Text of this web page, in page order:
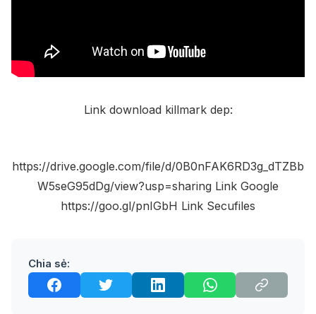
Link download killmark dep:
https://drive.google.com/file/d/0B0nFAK6RD3g_dTZBb
W5seG95dDg/view?usp=sharing Link Google
https://goo.gl/pnIGbH Link Secufiles
Chia sẻ: